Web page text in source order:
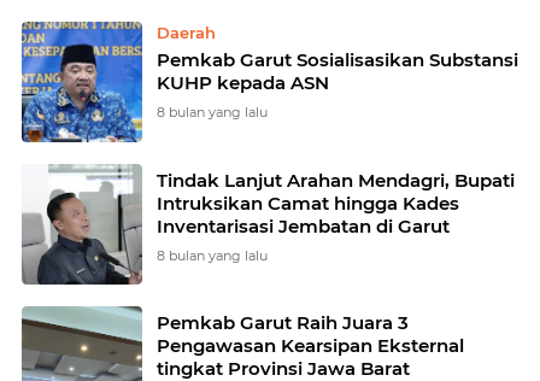
Daerah
Pemkab Garut Sosialisasikan Substansi
KUHP kepada ASN
8 bulan yang lalu
Tindak Lanjut Arahan Mendagri, Bupati
Intruksikan Camat hingga Kades
Inventarisasi Jembatan di Garut
8 bulan yang lalu
Pemkab Garut Raih Juara 3
Pengawasan Kearsipan Eksternal
tingkat Provinsi Jawa Barat